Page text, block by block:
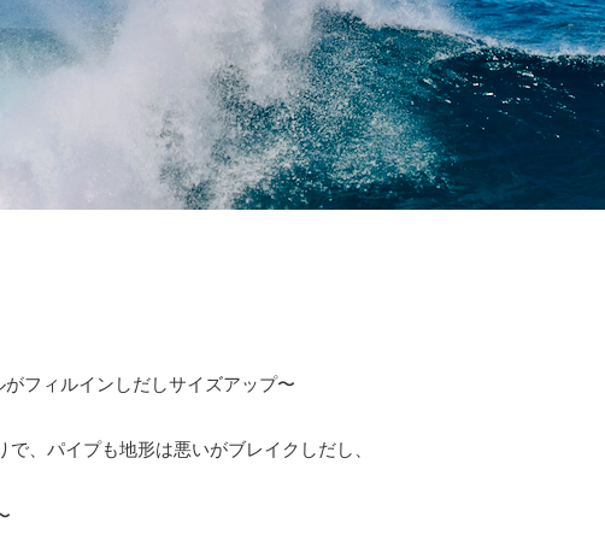
フィルインしだしサイズアップ〜
、パイプも地形は悪いがブレイクしだし、